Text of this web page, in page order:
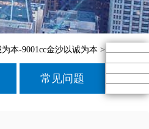
本-9001cc金沙以诚为本 >
常见问题